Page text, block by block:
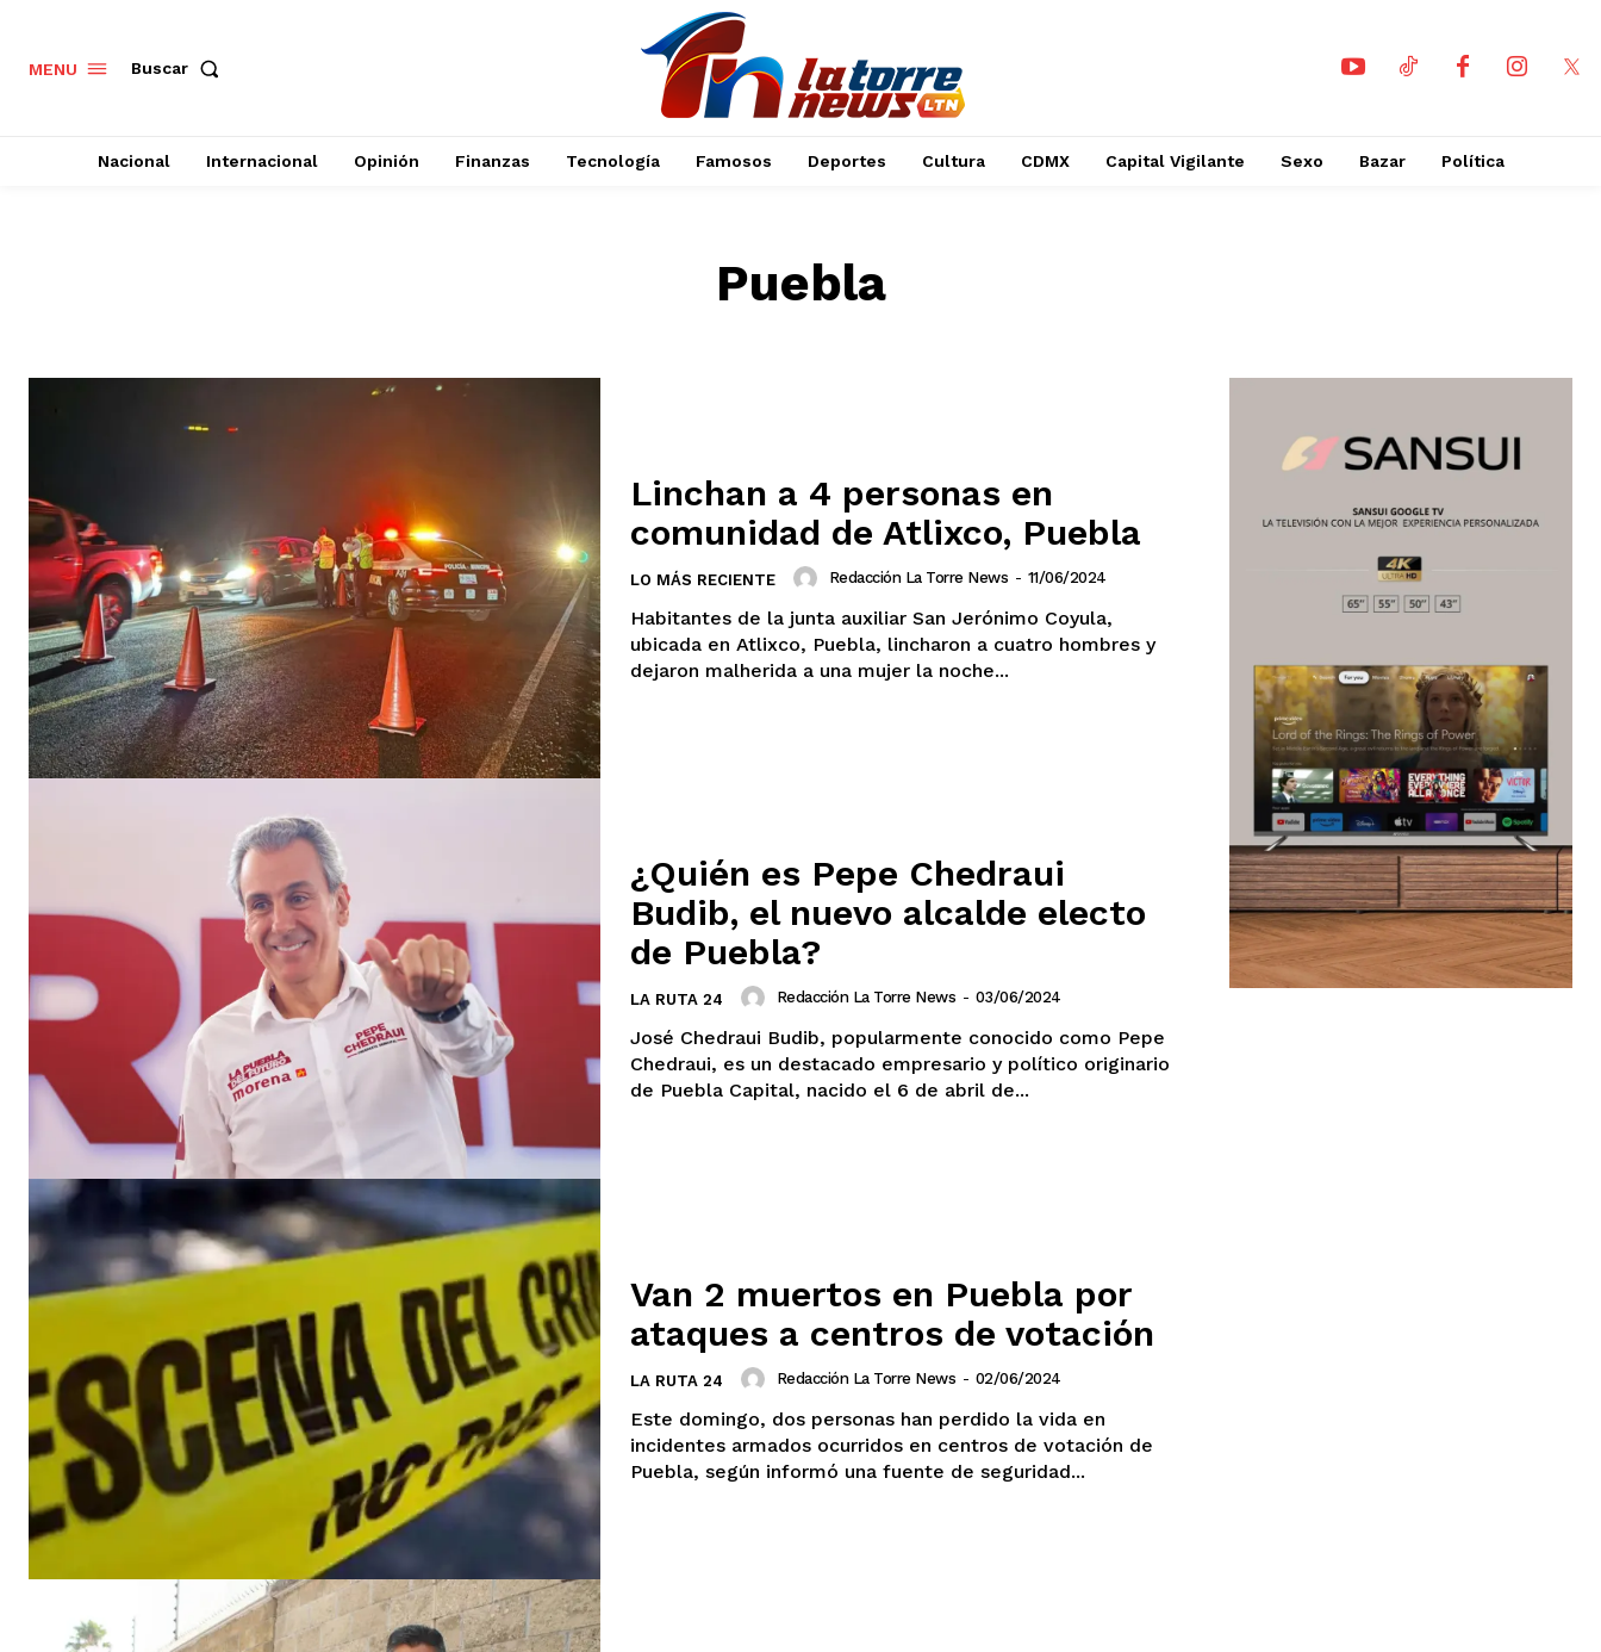
MENU Buscar
Nacional Internacional Opinión Finanzas Tecnología Famosos Deportes Cultura CDMX Capital Vigilante Sexo Bazar Política
Puebla
Linchan a 4 personas en
comunidad de Atlixco, Puebla
LO MÁS RECIENTE Redacción La Torre News - 11/06/2024
Habitantes de la junta auxiliar San Jerónimo Coyula,
ubicada en Atlixco, Puebla, lincharon a cuatro hombres y
dejaron malherida a una mujer la noche...
¿Quién es Pepe Chedraui
Budib, el nuevo alcalde electo
de Puebla?
LA RUTA 24 Redacción La Torre News - 03/06/2024
José Chedraui Budib, popularmente conocido como Pepe
Chedraui, es un destacado empresario y político originario
de Puebla Capital, nacido el 6 de abril de...
Van 2 muertos en Puebla por
ataques a centros de votación
LA RUTA 24 Redacción La Torre News - 02/06/2024
Este domingo, dos personas han perdido la vida en
incidentes armados ocurridos en centros de votación de
Puebla, según informó una fuente de seguridad...